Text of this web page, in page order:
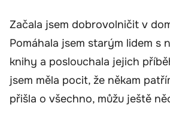
Začala jsem dobrovolničit v
Pomáhala jsem starým lidem s
knihy a poslouchala jejich
jsem měla pocit, že někam
přišla o všechno, můžu ještě